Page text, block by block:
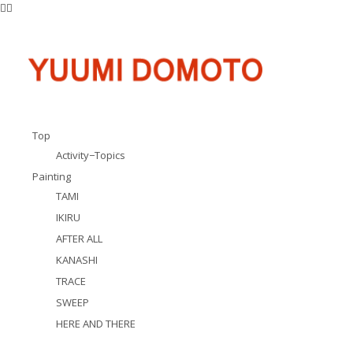
Top
Activity−Topics
Painting
TAMI
IKIRU
AFTER ALL
KANASHI
TRACE
SWEEP
HERE AND THERE